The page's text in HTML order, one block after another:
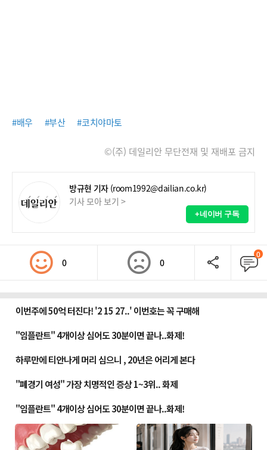
#배우 #부산 #코치야마토
©(주) 데일리안 무단전재 및 재배포 금지
방규현 기자 (room1992@dailian.co.kr)
기사 모아 보기 >
+네이버 구독
0 0
0